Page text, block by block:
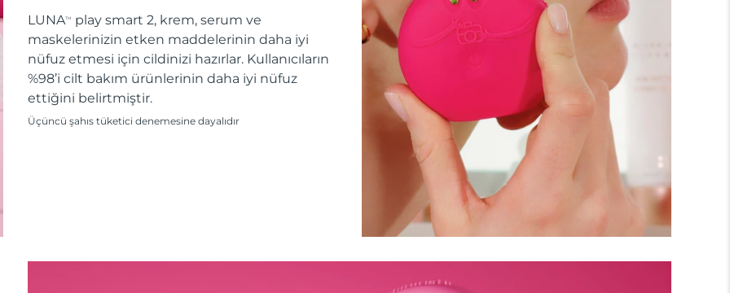
LUNATM
play smart 2, krem, serum ve
maskelerinizin etken maddelerinin daha iyi
nüfuz etmesi için cildinizi hazırlar. Kullanıcıların
%98’i cilt bakım ürünlerinin daha iyi nüfuz
ettiğini belirtmiştir.
Üçüncü şahıs tüketici denemesine dayalıdır